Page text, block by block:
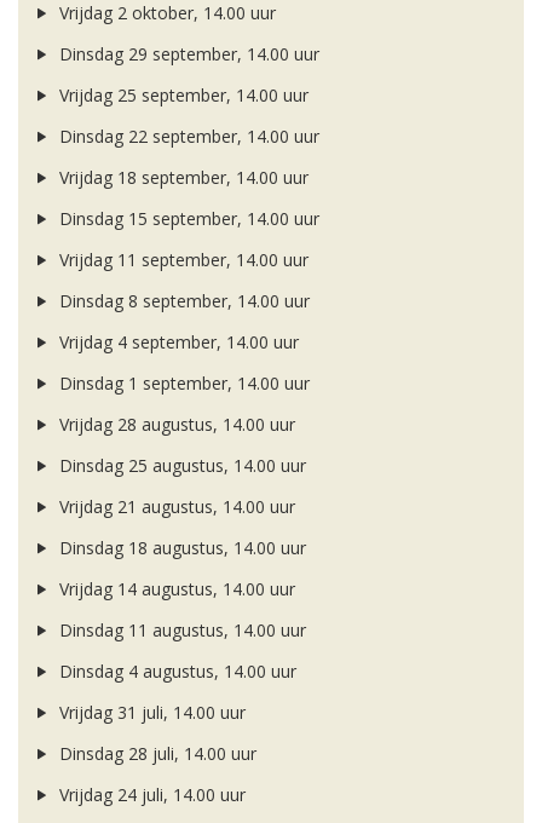
Vrijdag 2 oktober, 14.00 uur
Dinsdag 29 september, 14.00 uur
Vrijdag 25 september, 14.00 uur
Dinsdag 22 september, 14.00 uur
Vrijdag 18 september, 14.00 uur
Dinsdag 15 september, 14.00 uur
Vrijdag 11 september, 14.00 uur
Dinsdag 8 september, 14.00 uur
Vrijdag 4 september, 14.00 uur
Dinsdag 1 september, 14.00 uur
Vrijdag 28 augustus, 14.00 uur
Dinsdag 25 augustus, 14.00 uur
Vrijdag 21 augustus, 14.00 uur
Dinsdag 18 augustus, 14.00 uur
Vrijdag 14 augustus, 14.00 uur
Dinsdag 11 augustus, 14.00 uur
Dinsdag 4 augustus, 14.00 uur
Vrijdag 31 juli, 14.00 uur
Dinsdag 28 juli, 14.00 uur
Vrijdag 24 juli, 14.00 uur